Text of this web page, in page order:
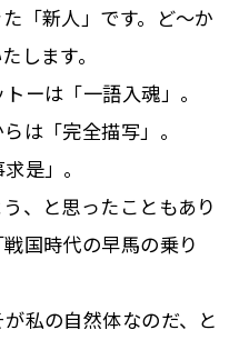
「新人」です。ど～か
します。
ーは「一語入魂」。
は「完全描写」。
是」。
、と思ったこともあり
国時代の早馬の乗り
私の自然体なのだ、と